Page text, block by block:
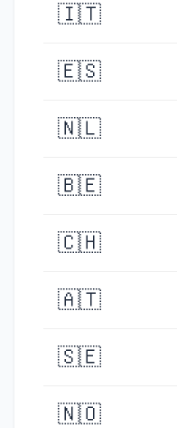
🇮🇹
🇪🇸
🇳🇱
🇧🇪
🇨🇭
🇦🇹
🇸🇪
🇳🇴